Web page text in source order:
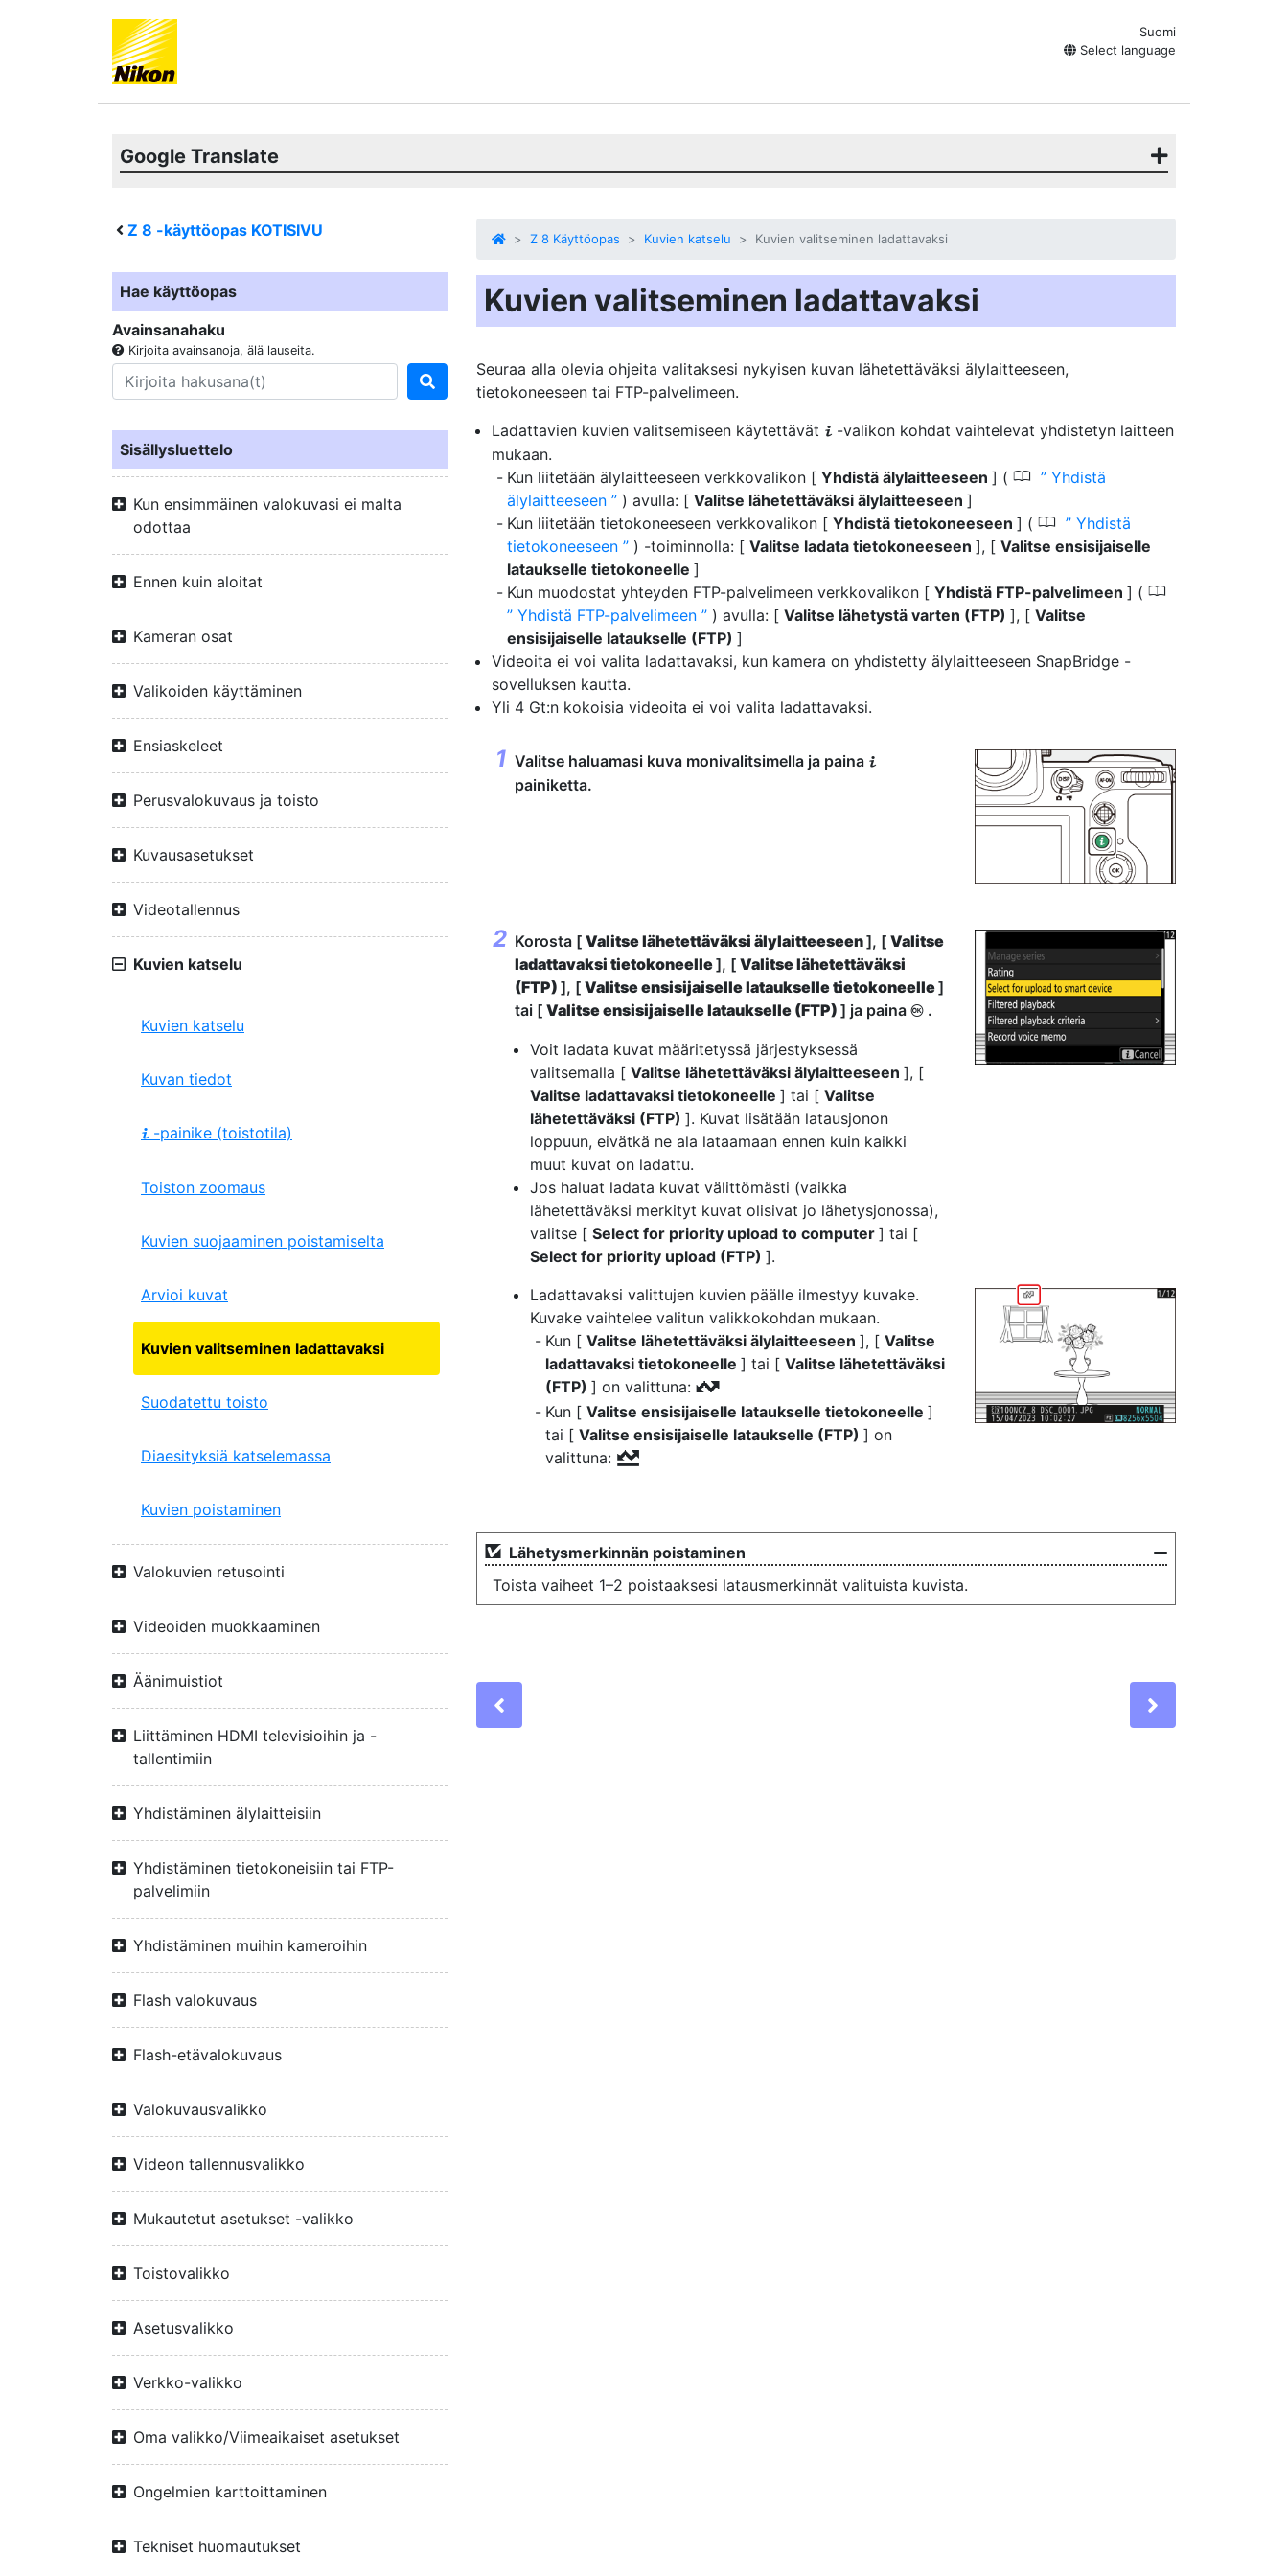
Suomi
Select language
Google Translate
Z 8 -käyttöopas KOTISIVU
Hae käyttöopas
Avainsanahaku
Kirjoita avainsanoja, älä lauseita.
Sisällysluettelo
Kun ensimmäinen valokuvasi ei malta
odottaa
Ennen kuin aloitat
Kameran osat
Valikoiden käyttäminen
Ensiaskeleet
Perusvalokuvaus ja toisto
Kuvausasetukset
Videotallennus
Kuvien katselu
Kuvien katselu
Kuvan tiedot
i -painike (toistotila)
Toiston zoomaus
Kuvien suojaaminen poistamiselta
Arvioi kuvat
Kuvien valitseminen ladattavaksi
Suodatettu toisto
Diaesityksiä katselemassa
Kuvien poistaminen
Valokuvien retusointi
Videoiden muokkaaminen
Äänimuistiot
Liittäminen HDMI televisioihin ja -
tallentimiin
Yhdistäminen älylaitteisiin
Yhdistäminen tietokoneisiin tai FTP-
palvelimiin
Yhdistäminen muihin kameroihin
Flash valokuvaus
Flash-etävalokuvaus
Valokuvausvalikko
Videon tallennusvalikko
Mukautetut asetukset -valikko
Toistovalikko
Asetusvalikko
Verkko-valikko
Oma valikko/Viimeaikaiset asetukset
Ongelmien karttoittaminen
Tekniset huomautukset
Z 8 Käyttöopas Kuvien katselu Kuvien valitseminen ladattavaksi
Kuvien valitseminen ladattavaksi
Seuraa alla olevia ohjeita valitaksesi nykyisen kuvan lähetettäväksi älylaitteeseen,
tietokoneeseen tai FTP-palvelimeen.
Ladattavien kuvien valitsemiseen käytettävät i -valikon kohdat vaihtelevat yhdistetyn laitteen
mukaan.
Kun liitetään älylaitteeseen verkkovalikon [ Yhdistä älylaitteeseen ] ( 0
Yhdistä
älylaitteeseen
) avulla: [ Valitse lähetettäväksi älylaitteeseen ]
Kun liitetään tietokoneeseen verkkovalikon [ Yhdistä tietokoneeseen ] ( 0
Yhdistä
tietokoneeseen
) -toiminnolla: [ Valitse ladata tietokoneeseen ], [ Valitse ensisijaiselle
lataukselle tietokoneelle ]
Kun muodostat yhteyden FTP-palvelimeen verkkovalikon [ Yhdistä FTP-palvelimeen ] ( 0
Yhdistä FTP-palvelimeen ) avulla: [ Valitse lähetystä varten (FTP) ], [ Valitse
ensisijaiselle lataukselle (FTP) ]
Videoita ei voi valita ladattavaksi, kun kamera on yhdistetty älylaitteeseen SnapBridge -
sovelluksen kautta.
Yli 4 Gt:n kokoisia videoita ei voi valita ladattavaksi.
Valitse haluamasi kuva monivalitsimella ja paina i
painiketta.
Korosta [ Valitse lähetettäväksi älylaitteeseen], [ Valitse
ladattavaksi tietokoneelle], [ Valitse lähetettäväksi
(FTP) ], [ Valitse ensisijaiselle lataukselle tietokoneelle]
tai [ Valitse ensisijaiselle lataukselle (FTP) ] ja paina J .
Voit ladata kuvat määritetyssä järjestyksessä
valitsemalla [ Valitse lähetettäväksi älylaitteeseen ], [
Valitse ladattavaksi tietokoneelle ] tai [ Valitse
lähetettäväksi (FTP) ]. Kuvat lisätään latausjonon
loppuun, eivätkä ne ala lataamaan ennen kuin kaikki
muut kuvat on ladattu.
Jos haluat ladata kuvat välittömästi (vaikka
lähetettäväksi merkityt kuvat olisivat jo lähetysjonossa),
valitse [ Select for priority upload to computer ] tai [
Select for priority upload (FTP) ].
Ladattavaksi valittujen kuvien päälle ilmestyy kuvake.
Kuvake vaihtelee valitun valikkokohdan mukaan.
Kun [ Valitse lähetettäväksi älylaitteeseen ], [ Valitse
ladattavaksi tietokoneelle ] tai [ Valitse lähetettäväksi
(FTP) ] on valittuna: W
Kun [ Valitse ensisijaiselle lataukselle tietokoneelle ]
tai [ Valitse ensisijaiselle lataukselle (FTP) ] on
valittuna: s
Lähetysmerkinnän poistaminen
Toista vaiheet 1–2 poistaaksesi latausmerkinnät valituista kuvista.